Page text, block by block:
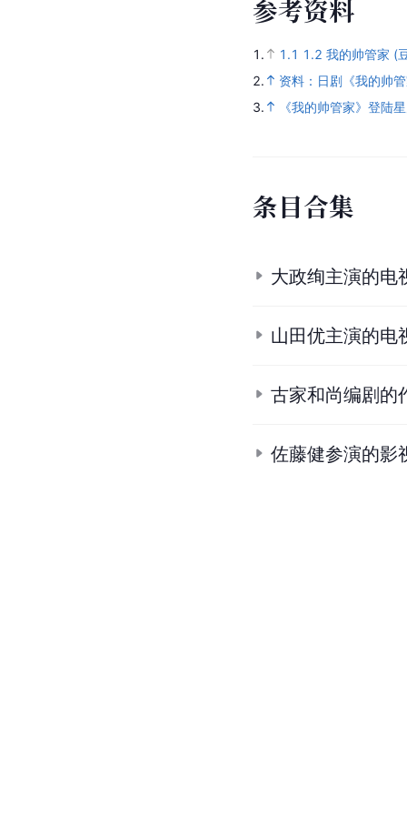
参考资料
1. 1.1 1.2 我的帅管家 (
2.
资料：日剧《我的帅
3.
《我的帅管家》登陆
条目合集
大政绚主演的电
山田优主演的电
古家和尚编剧的
佐藤健参演的影